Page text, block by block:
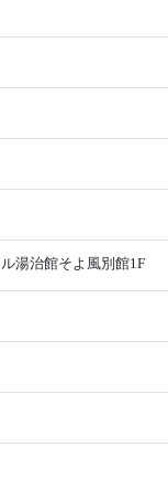
湯治館そよ風別館1F